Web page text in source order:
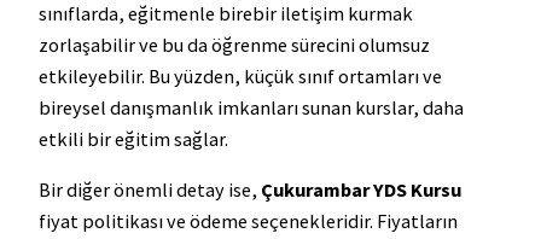
sınıflarda, eğitmenle birebir iletişim kurmak
zorlaşabilir ve bu da öğrenme sürecini olumsuz
etkileyebilir. Bu yüzden, küçük sınıf ortamları ve
bireysel danışmanlık imkanları sunan kurslar, daha
etkili bir eğitim sağlar.
Bir diğer önemli detay ise, Çukurambar YDS Kursu
fiyat politikası ve ödeme seçenekleridir. Fiyatların